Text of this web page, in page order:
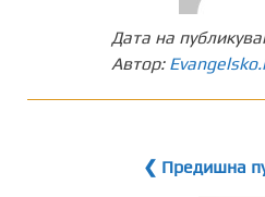
Дата на
Автор:
❮ Предишна